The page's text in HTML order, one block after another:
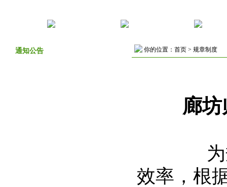
通知公告 你的位置： 首页 > 规章制度
廊
效率，根